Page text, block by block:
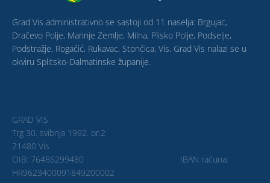
Grad Vis administrativno se sastoji od 11 naselja: Brgujac,
Dračevo Polje, Marinje Zemlje, Milna, Plisko Polje, Podselje,
Podstražje, Rogačić, Rukavac, Stončica, Vis. Grad Vis nalazi se u
okviru Splitsko-Dalmatinske županije.
GRAD VIS
Trg 30. svibnja 1992. br.2
21480 Vis
OIB: 76486299480 IBAN računa:
HR9623400091849200002